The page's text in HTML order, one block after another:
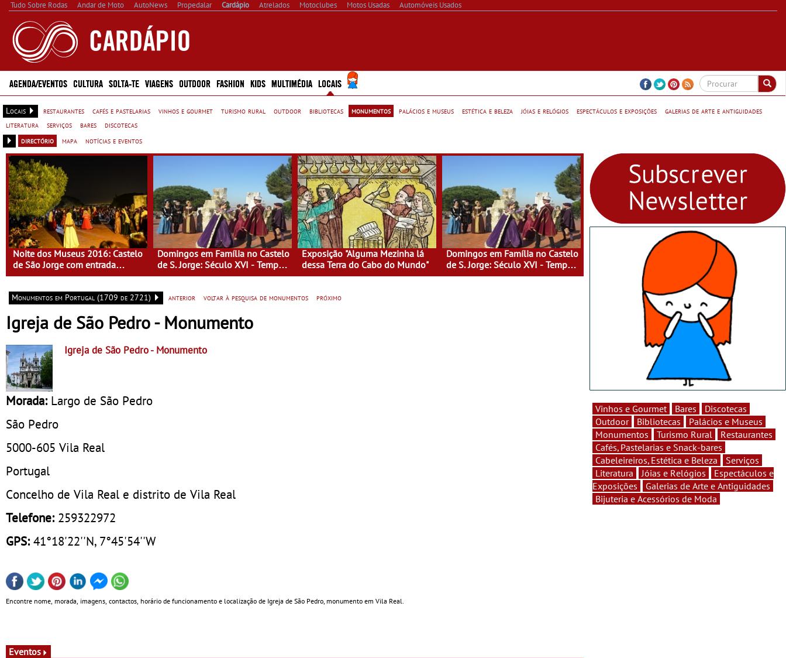
Tudo Sobre Rodas Andar de Moto AutoNews Propedalar Cardápio Atrelados Motoclubes Motos Usadas Automóveis Usados
AGENDA/EVENTOS CULTURA SOLTA-TE VIAGENS OUTDOOR FASHION KIDS MULTIMÉDIA LOCAIS
Locais restaurantes cafés e pastelarias vinhos e gourmet turismo rural outdoor bibliotecas monumentos palácios e museus estética e beleza jóias e relógios espectáculos e exposições
galerias de arte e antiguidades
literatura
serviços bares
discotecas
directório
mapa notícias e eventos
Noite dos Museus 2016: Castelo
de São Jorge com entrada
gratuita
Domingos em Família no Castelo
de S. Jorge: Século XVI - Tempo
de Mulheres - Mulheres do Seu
Exposição "Alguma Mezinha lá
dessa Terra do Cabo do Mundo"
Domingos em Família no Castelo
de S. Jorge: Século XVI - Tempo
de Mulheres - Mulheres do Seu
Monumentos em Portugal (1709 de 2721) anterior voltar à pesquisa de monumentos próximo
Igreja de São Pedro - Monumento
Igreja de São Pedro- Monumento
Morada: Largo de São Pedro
São Pedro
5000-605 Vila Real
Portugal
Concelho de Vila Real e distrito de Vila Real
Telefone: 259322972
GPS:41°18'22''N, 7°45'54''W
Encontre nome, morada, imagens, contactos, horário de funcionamento e localização de Igreja de São Pedro, monumento em Vila Real.
Eventos
Vinhos e Gourmet Bares
Discotecas
Outdoor
Bibliotecas
Palácios e Museus
Monumentos
Turismo Rural
Restaurantes
Cafés, Pastelarias e Snack-bares
Cabeleireiros, Estética e Beleza
Serviços
Literatura
Jóias e Relógios
Espectáculos e
Exposições
Galerias de Arte e Antiguidades
Bijuteria e Acessórios de Moda